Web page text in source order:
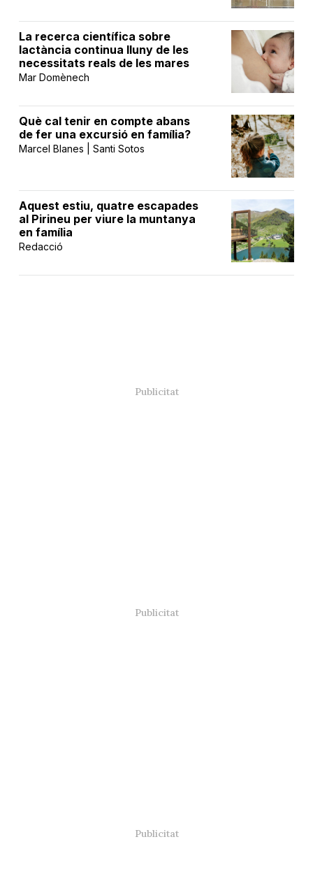
La recerca científica sobre
lactància continua lluny de les
necessitats reals de les mares
Mar Domènech
Què cal tenir en compte abans
de fer una excursió en família?
Marcel Blanes | Santi Sotos
Aquest estiu, quatre escapades
al Pirineu per viure la muntanya
en família
Redacció